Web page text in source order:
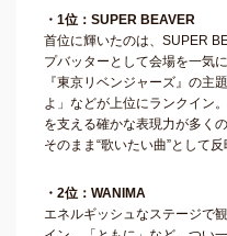
・1位：SUPER BEAVER
首位に輝いたのは、SUPER
プバッターとして会場を一気
『東京リベンジャーズ』の主
よ」などが上位にランクイン
を支える確かな表現力が多く
そのまま“歌いたい曲”として
・2位：WANIMA
エネルギッシュなステージで